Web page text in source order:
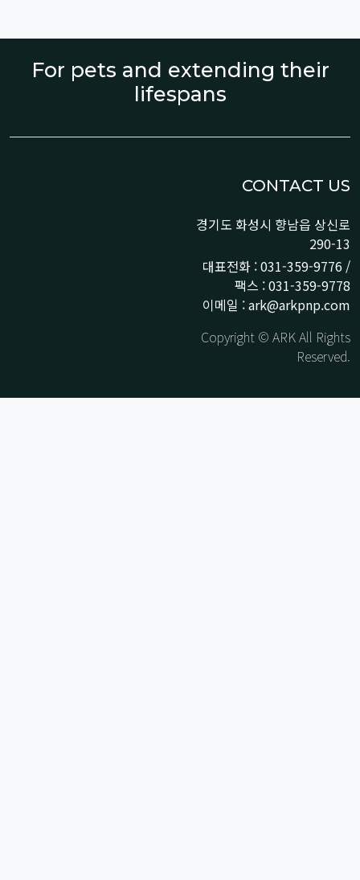
For pets and extending their
lifespans
CONTACT US
경기도 화성시 향남읍 상신로
290-13
대표전화 : 031-359-9776 /
팩스 : 031-359-9778
이메일 : ark@arkpnp.com
Copyright © ARK All Rights
Reserved.